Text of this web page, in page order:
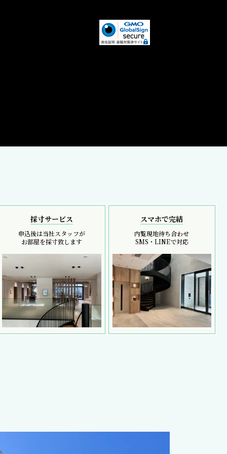
採寸サービス
申込後は当社スタッフが
お部屋を採寸致します
スマホで完結
内覧現地待ち合わせ
SMS・LINEで対応